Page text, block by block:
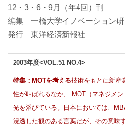
12・3・6・9月（年4回）刊
編集 一橋大学イノベーション研
発行 東洋経済新報社
2003年度<VOL.51 NO.4>
特集：MOTを考える技術をもとに新産
性が叫ばれるなか、 MOT（マネジメ
光を浴びている。日本においては、
浸透した観のある言葉だが、その意味